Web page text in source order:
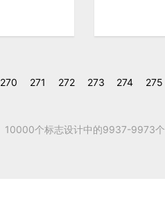
270 271 272 273 274 275
10000个标志设计中的9937-9973个